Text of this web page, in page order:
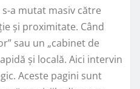
a mutat masiv către
și proximitate. Când
sau un „cabinet de
și locală. Aici intervin
Aceste pagini sunt